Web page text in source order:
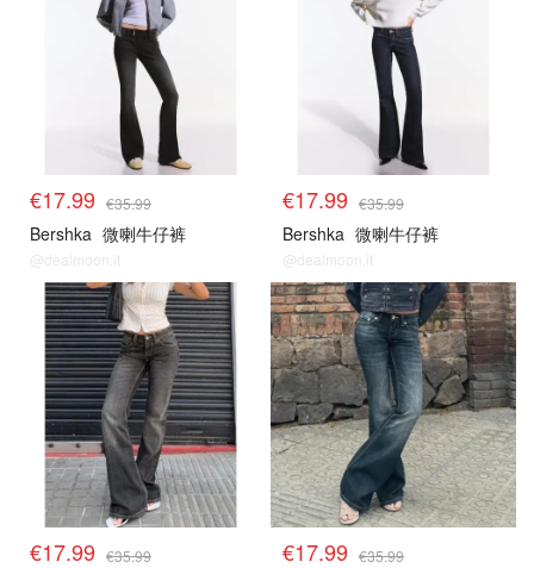
€17.99 €35.99
Bershka 微喇牛仔裤
@dealmoon.it
€17.99 €35.99
Bershka 微喇牛仔裤
@dealmoon.it
€17.99 €35.99 €17.99 €35.99